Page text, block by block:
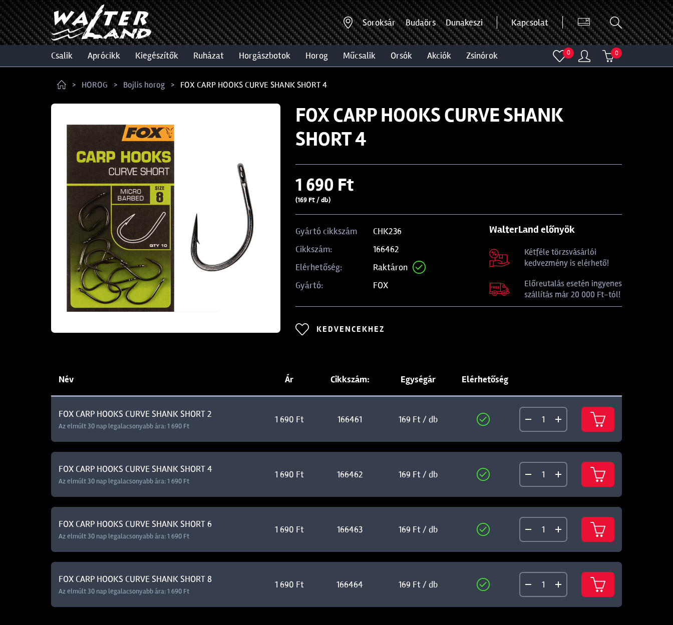
Soroksár Budaörs Dunakeszi Kapcsolat
csalik aprócikk kiegészítők ruházat horgászbotok horog műcsalik orsók akciók zsinórok 0 0
HOROG Bojlis horog FOX CARP HOOKS CURVE SHANK SHORT 4
FOX CARP HOOKS CURVE SHANK
SHORT 4
1 690 Ft
(169 Ft / db)
Gyártó cikkszám
CHK236
Cikkszám:
166462
Elérhetőség:
Raktáron
Gyártó:
FOX
WalterLand előnyök
Kétféle törzsvásárlói
kedvezmény is elérhető!
Előreutalás esetén ingyenes
szállítás már 20 000 Ft-tól!
KEDVENCEKHEZ
Név Ár Cikkszám: Egységár Elérhetőség
FOX CARP HOOKS CURVE SHANK SHORT 2
Az elmúlt 30 nap legalacsonyabb ára: 1 690 Ft
1 690 Ft 166461 169 Ft / db
FOX CARP HOOKS CURVE SHANK SHORT 4
Az elmúlt 30 nap legalacsonyabb ára: 1 690 Ft
1 690 Ft 166462 169 Ft / db
FOX CARP HOOKS CURVE SHANK SHORT 6
Az elmúlt 30 nap legalacsonyabb ára: 1 690 Ft
1 690 Ft 166463 169 Ft / db
FOX CARP HOOKS CURVE SHANK SHORT 8
Az elmúlt 30 nap legalacsonyabb ára: 1 690 Ft
1 690 Ft 166464 169 Ft / db